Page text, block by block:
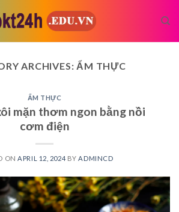
ARCHIVES: ẨM THỰC
ẨM THỰC
mặn thơm ngon bằng nồi
cơm điện
ON APRIL 12, 2024 BY ADMINCD